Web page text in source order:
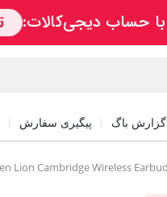
گزارش باگ پیگیری سفارش